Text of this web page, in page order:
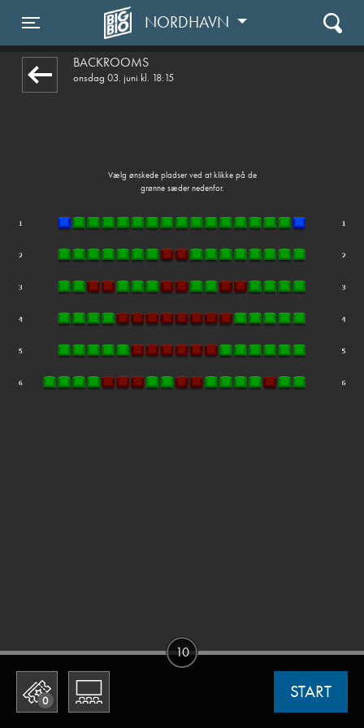
Toggle navigation
NORDHAVN
BACKROOMS
onsdag 03. juni kl. 18:15
Vælg ønskede pladser ved at klikke på de
grønne sæder nedenfor.
0 START
10
front05-temp 045702